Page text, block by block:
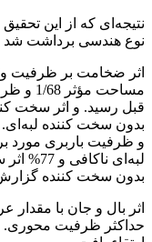
نتیجه‌ای که از این تحقیق
نوع هندسی برداشت
اثر ضخامت بر ظرفیت
قبل رسید. و اثر سخت
بدون سخت کننده
لبه‌ای
بدون سخت کننده
اثر بال و جان با